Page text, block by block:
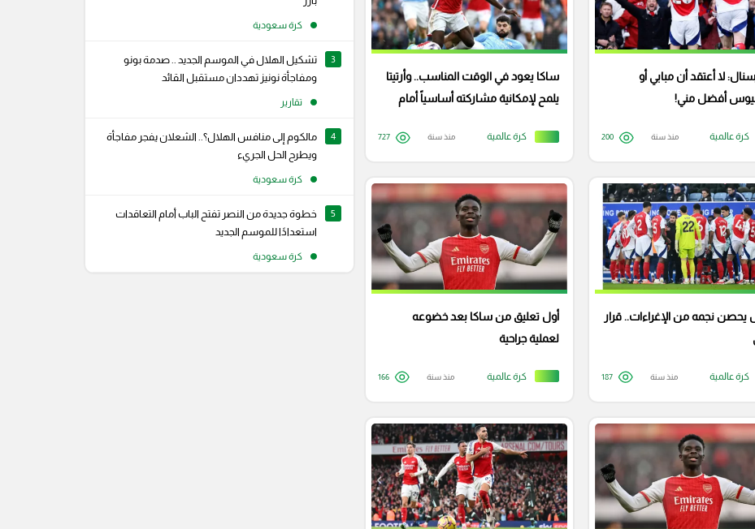
كرة عالمية
لا أعتقد أن مبابي أو
أفضل مني!
منذ سنة 200 كرة عالمية
ساكا يعود في الوقت المناسب.. وأرتيتا
يلمح لإمكانية مشاركته أساسياً أمام
منذ سنة 727
كرة عالمية
يحصن نجمه من الإغراءات.. قرار
منذ سنة 187 كرة عالمية
أول تعليق من ساكا بعد خضوعه
لعملية جراحية
منذ سنة 166
كرة سعودية
3
تشكيل الهلال في الموسم الجديد .. صدمة بونو
ومفاجأة نونيز تهددان مستقبل القائد
تقارير
4
مالكوم إلى منافس الهلال؟.. الشعلان يفجر مفاجأة
ويطرح الحل الجريء
كرة سعودية
5
خطوة جديدة من النصر تفتح الباب أمام التعاقدات
استعدادًا للموسم الجديد
كرة سعودية